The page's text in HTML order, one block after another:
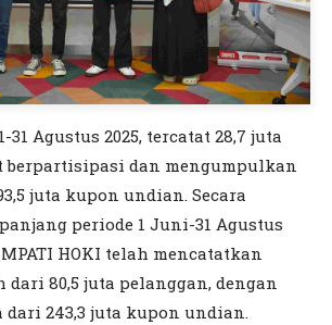
31 Agustus 2025, tercatat 28,7 juta
berpartisipasi dan mengumpulkan
juta kupon undian. Secara
periode 1 Juni-31 Agustus
HOKI telah mencatatkan
80,5 juta pelanggan, dengan
243,3 juta kupon undian.